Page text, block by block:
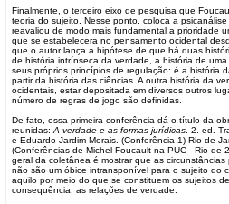
Finalmente, o terceiro eixo de pesquisa que
teoria do sujeito. Nesse ponto, coloca a
reavaliou de modo mais fundamental a prioridade
que se estabelecera no pensamento ocidental
que o autor lança a hipótese de que há duas
de história intrínseca da verdade, a história de
seus próprios princípios de regulação: é a história
partir da história das ciências. A outra história da
ocidentais, estar depositada em diversos outros
número de regras de jogo são definidas.
De fato, essa primeira conferência dá o título da
reunidas: A verdade e as formas jurídicas . 2. ed.
e Eduardo Jardim Morais. (Conferência 1) Rio de
(Conferências de Michel Foucault na PUC - Rio de
geral da coletânea é mostrar que as
não são um óbice intransponível para o sujeito do
aquilo por meio do que se constituem os sujeitos
consequência, as relações de verdade.